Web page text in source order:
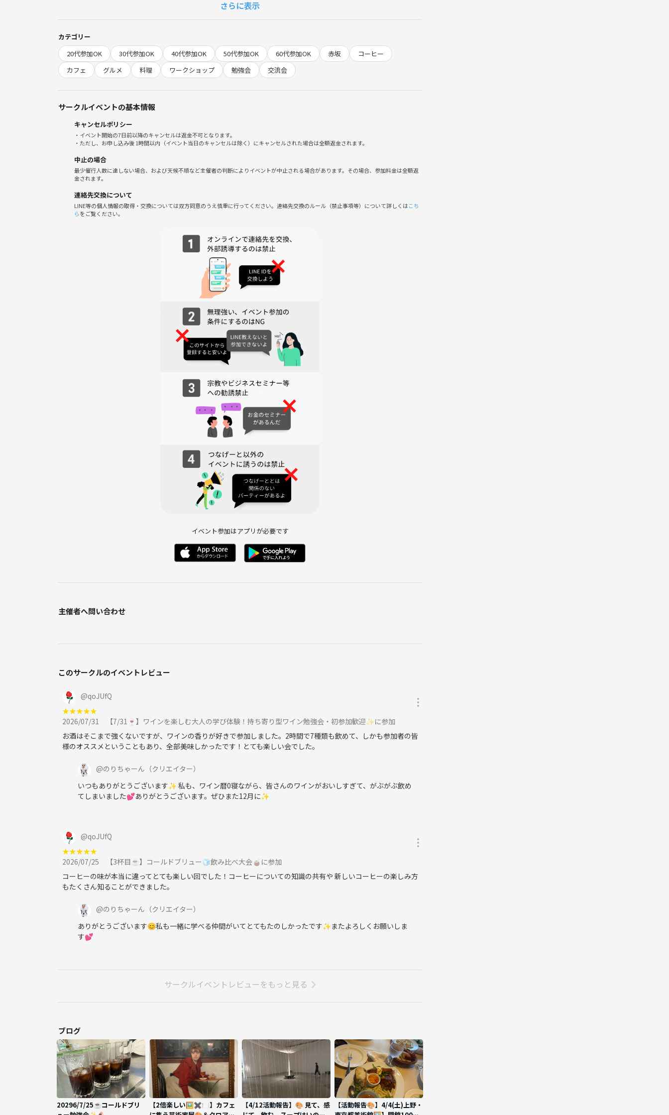
☕️1. スケジュール & 場所 🗓️
📍集合場所 9:15 赤坂区民センター 1階エレベーター前
🕙 9:20｜自己紹介&準備
📚 9:30｜学習会
気になったものを1つ以上調べてきて
みんなにシェアします✨
☕️ 10:15｜調理会（いよいよ実践！）
❶ 1種類のコーヒーを班で1人ずつドリップ
インスタントのカフェインレスコーヒーを飲みながらほっと一息☕️🌿
🎫❶つなげーと参加チケットについて。
🧑‍🍳 ❶ 調理室代や器具代 400円
☕️ ❷ コーヒー代・プチお菓子 400円
※人数により費用前後します。前日には決定して費用と内容をお伝えいたします。PayPayか現金でお支払いくださ
い。
☕️今日のコーヒー情報
https://www.yanaka-coffeeten.com/product/straight/andes-reserva/
今回は9名の予定です。
コーヒーや器具は幹事が事前準備します。
しかし、器具については、今回みんなのそれぞれの淹れ方で味が変わるのかを実験するため、普段自分が使っている
道具の持ち込みも可能です☺️
🧳持ち物
・ペン・メモ帳✏️(学習発表用参考資料)
・普段使っている用具でコーヒーを入れたい方は、コーヒーミル（手動 or 電動）、ドリッパー＆ペーパーフィルタ
ー＆ポットなどお持ちください。
・砂糖・ミルク（使いたい方はお持ちください）
さらに表示
カテゴリー
20代参加OK
30代参加OK 40代参加OK 50代参加OK 60代参加OK 赤坂
コーヒー
カフェ
グルメ 料理 ワークショップ 勉強会 交流会
サークルイベントの基本情報
キャンセルポリシー
・イベント開始の7日前以降のキャンセルは返金不可となります。
・ただし、お申し込み後 1時間以内（イベント当日のキャンセルは除く）にキャンセルされた場合は全額返金されます。
中止の場合
最少催行人数に達しない場合、および天候不順など主催者の判断によりイベントが中止される場合があります。その場合、参加料金は全額返
金されます。
連絡先交換について
LINE等の個人情報の取得・交換については双方同意のうえ慎重に行ってください。連絡先交換のルール（禁止事項等）について詳しくはこち
らをご覧ください。
イベント参加はアプリが必要です
主催者へ問い合わせ
このサークルのイベントレビュー
@qoJUfQ
★★★★★
2026/07/31
【7/31🍷】ワインを楽しむ大人の学び体験！持ち寄り型ワイン勉強会・初参加歓迎✨に参加
お酒はそこまで強くないですが、ワインの香りが好きで参加しました。2時間で7種類も飲めて、しかも参加者の皆
様のオススメということもあり、全部美味しかったです！とても楽しい会でした。
@のりちゃーん （クリエイター）
いつもありがとうございます✨ 私も、ワイン暦0寝ながら、皆さんのワインがおいしすぎて、がぶがぶ飲め
てしまいました💕ありがとうございます。ぜひまた12月に✨
@qoJUfQ
★★★★★
2026/07/25
【3杯目☕️】コールドブリュー🧊飲み比べ大会🧉に参加
コーヒーの味が本当に違ってとても楽しい回でした！コーヒーについての知識の共有や 新しいコーヒーの楽しみ方
もたくさん知ることができました。
@のりちゃーん （クリエイター）
ありがとうございます😊私も一緒に学べる仲間がいてとてもたのしかったです✨またよろしくお願いしま
す💕
サークルイベントレビューをもっと見る
ブログ
20296/7/25☕️コールドブリ
【2倍楽しい🖼️✖️🍽️】カフェ
【4/12活動報告】🎨 見て、感
【活動報告🎨】4/4(土)上野・